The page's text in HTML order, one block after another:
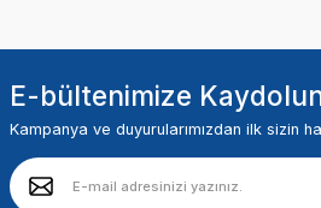
E-bültenimize
Kampanya ve duyurularımızdan ilk sizin